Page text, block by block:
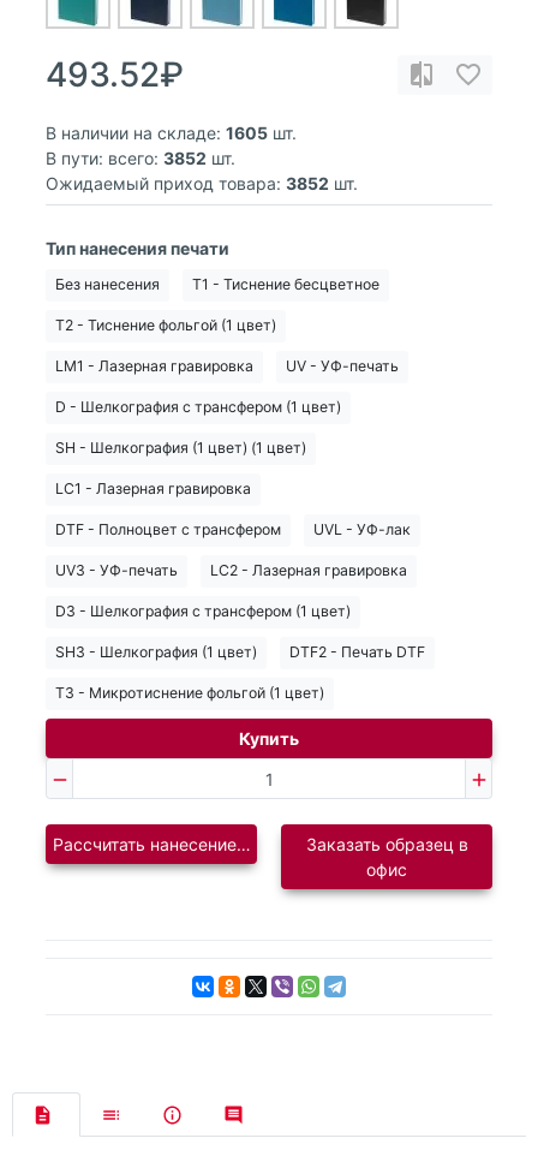
493.52₽
В наличии на складе: 1605 шт.
В пути: всего: 3852 шт.
Ожидаемый приход товара: 3852 шт.
Тип нанесения печати
Без нанесения T1 - Тиснение бесцветное
T2 - Тиснение фольгой (1 цвет)
LM1 - Лазерная гравировка UV - УФ-печать
D - Шелкография с трансфером (1 цвет)
SH - Шелкография (1 цвет) (1 цвет)
LC1 - Лазерная гравировка
DTF - Полноцвет с трансфером UVL - УФ-лак
UV3 - УФ-печать LC2 - Лазерная гравировка
D3 - Шелкография с трансфером (1 цвет)
SH3 - Шелкография (1 цвет) DTF2 - Печать DTF
T3 - Микротиснение фольгой (1 цвет)
Купить
Рассчитать нанесение логотипаЗаказать образец в
офис